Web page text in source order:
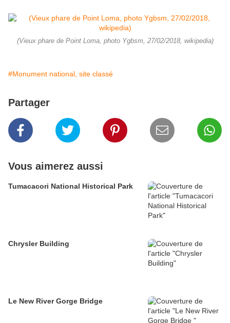
(Vieux phare de Point Loma, photo Ygbsm, 27/02/2018, wikipedia)
#Monument national, site classé
Partager
Vous aimerez aussi
Tumacacori National Historical Park
Chrysler Building
Le New River Gorge Bridge